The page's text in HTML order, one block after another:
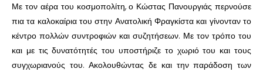
Με τον αέρα του κοσμοπολίτη, ο Κώστας Πανουργιάς περνούσε
πια τα καλοκαίρια του στην Ανατολική Φραγκίστα και γίνονταν το
κέντρο πολλών συντροφιών και συζητήσεων. Με τον τρόπο του
και με τις δυνατότητές του υποστήριζε το χωριό του και τους
συγχωριανούς του. Ακολουθώντας δε και την παράδοση των